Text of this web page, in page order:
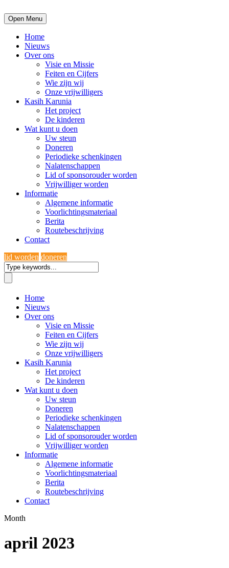
Open Menu
Home
Nieuws
Over ons
Visie en Missie
Feiten en Cijfers
Wie zijn wij
Onze vrijwilligers
Kasih Karunia
Het project
De kinderen
Wat kunt u doen
Uw steun
Doneren
Periodieke schenkingen
Nalatenschappen
Lid of sponsorouder worden
Vrijwilliger worden
Informatie
Algemene informatie
Voorlichtingsmateriaal
Berita
Routebeschrijving
Contact
lid worden doneren
Home
Nieuws
Over ons
Visie en Missie
Feiten en Cijfers
Wie zijn wij
Onze vrijwilligers
Kasih Karunia
Het project
De kinderen
Wat kunt u doen
Uw steun
Doneren
Periodieke schenkingen
Nalatenschappen
Lid of sponsorouder worden
Vrijwilliger worden
Informatie
Algemene informatie
Voorlichtingsmateriaal
Berita
Routebeschrijving
Contact
Month
april 2023